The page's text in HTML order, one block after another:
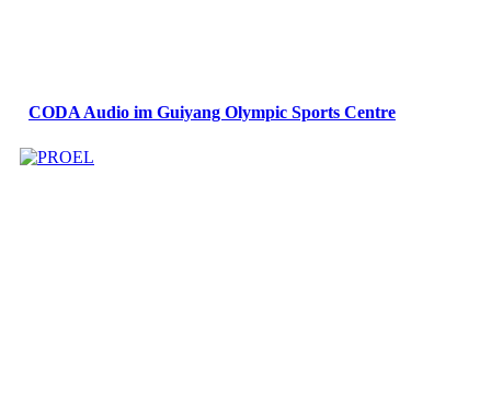
CODA Audio im Guiyang Olympic Sports Centre